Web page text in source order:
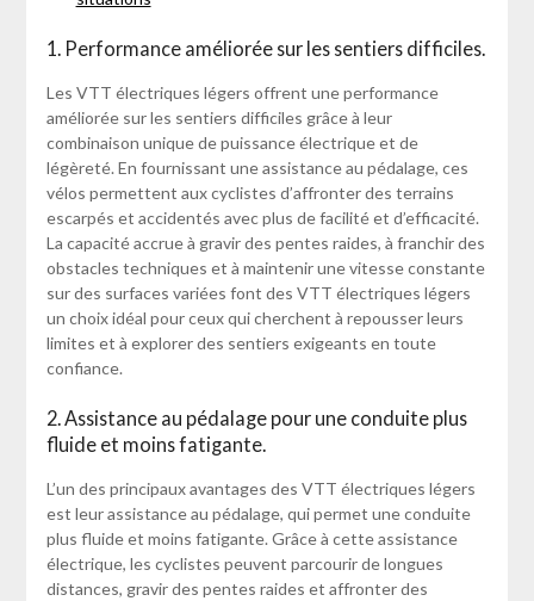
1. Performance améliorée sur les sentiers difficiles.
Les VTT électriques légers offrent une performance
améliorée sur les sentiers difficiles grâce à leur
combinaison unique de puissance électrique et de
légèreté. En fournissant une assistance au pédalage, ces
vélos permettent aux cyclistes d’affronter des terrains
escarpés et accidentés avec plus de facilité et d’efficacité.
La capacité accrue à gravir des pentes raides, à franchir des
obstacles techniques et à maintenir une vitesse constante
sur des surfaces variées font des VTT électriques légers
un choix idéal pour ceux qui cherchent à repousser leurs
limites et à explorer des sentiers exigeants en toute
confiance.
2. Assistance au pédalage pour une conduite plus
fluide et moins fatigante.
L’un des principaux avantages des VTT électriques légers
est leur assistance au pédalage, qui permet une conduite
plus fluide et moins fatigante. Grâce à cette assistance
électrique, les cyclistes peuvent parcourir de longues
distances, gravir des pentes raides et affronter des